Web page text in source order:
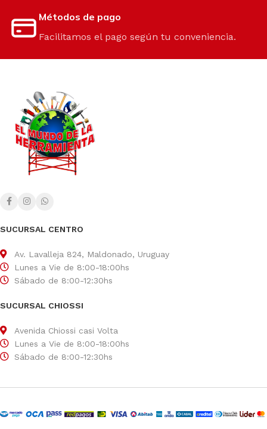
Métodos de pago
Facilitamos el pago según tu conveniencia.
SUCURSAL CENTRO
Av. Lavalleja 824, Maldonado, Uruguay
Lunes a Vie de 8:00-18:00hs
Sábado de 8:00-12:30hs
SUCURSAL CHIOSSI
Avenida Chiossi casi Volta
Lunes a Vie de 8:00-18:00hs
Sábado de 8:00-12:30hs